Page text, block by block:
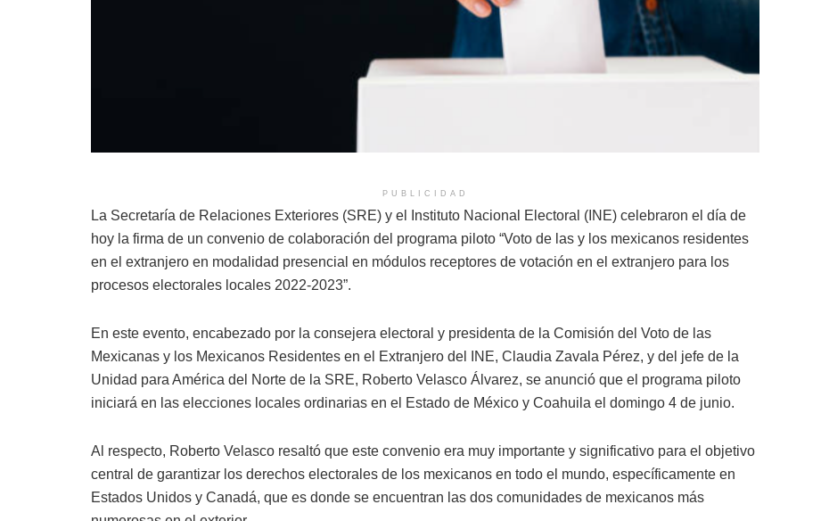
PUBLICIDAD
La Secretaría de Relaciones Exteriores (SRE) y el Instituto Nacional Electoral (INE) celebraron el día de
hoy la firma de un convenio de colaboración del programa piloto “Voto de las y los mexicanos residentes
en el extranjero en modalidad presencial en módulos receptores de votación en el extranjero para los
procesos electorales locales 2022-2023”.
En este evento, encabezado por la consejera electoral y presidenta de la Comisión del Voto de las
Mexicanas y los Mexicanos Residentes en el Extranjero del INE, Claudia Zavala Pérez, y del jefe de la
Unidad para América del Norte de la SRE, Roberto Velasco Álvarez, se anunció que el programa piloto
iniciará en las elecciones locales ordinarias en el Estado de México y Coahuila el domingo 4 de junio.
Al respecto, Roberto Velasco resaltó que este convenio era muy importante y significativo para el objetivo
central de garantizar los derechos electorales de los mexicanos en todo el mundo, específicamente en
Estados Unidos y Canadá, que es donde se encuentran las dos comunidades de mexicanos más